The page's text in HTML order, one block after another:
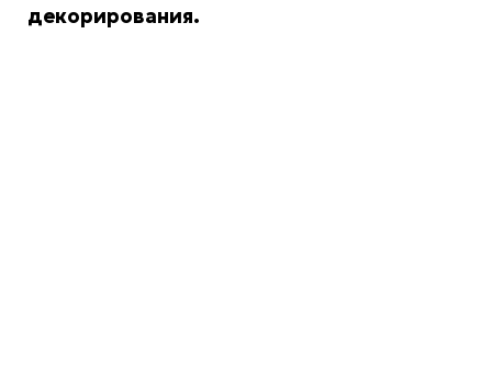
декорирования.